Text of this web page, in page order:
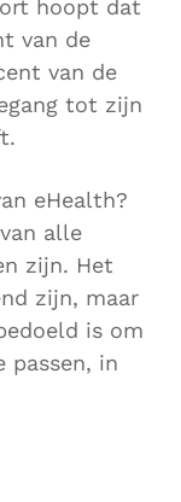
hoopt dat
van de
van de
tot zijn
eHealth?
alle
zijn. Het
zijn, maar
is om
passen, in